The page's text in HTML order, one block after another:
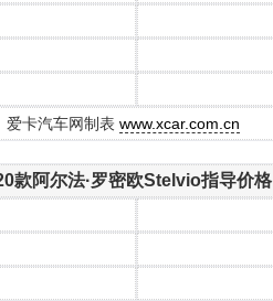
爱卡汽车网制表 www.xcar.com.cn
款阿尔法·罗密欧Stelvio指导价格